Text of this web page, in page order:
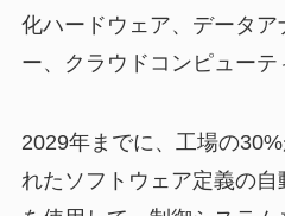
化ハードウェア、データ
ー、クラウドコンピューテ
2029年までに、工場の
れたソフトウェア定義の